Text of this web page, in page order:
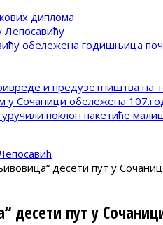
диплома
Лепосавићу
обележена годишњица
и предузетништва на
у Сочаници обележена
поклон пакетиће
десети пут у
десети пут у